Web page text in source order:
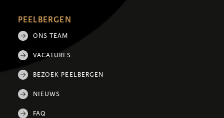
PEELBERGEN
ONS TEAM
VACATURES
BEZOEK PEELBERGEN
NIEUWS
FAQ